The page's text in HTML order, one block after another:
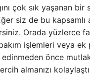
çok sık yaşanan
siz de bu
Orada yüzlerce
işlemleri veya
önce
almanızı